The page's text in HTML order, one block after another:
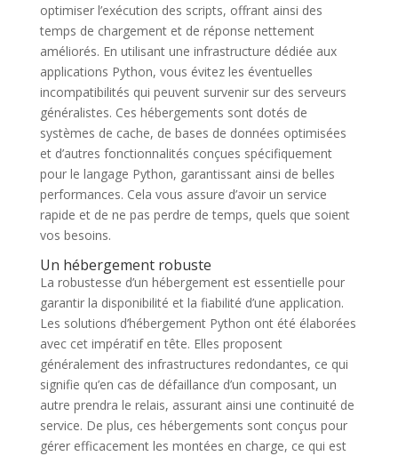
optimiser l’exécution des scripts, offrant ainsi des
temps de chargement et de réponse nettement
améliorés. En utilisant une infrastructure dédiée aux
applications Python, vous évitez les éventuelles
incompatibilités qui peuvent survenir sur des serveurs
généralistes. Ces hébergements sont dotés de
systèmes de cache, de bases de données optimisées
et d’autres fonctionnalités conçues spécifiquement
pour le langage Python, garantissant ainsi de belles
performances. Cela vous assure d’avoir un service
rapide et de ne pas perdre de temps, quels que soient
vos besoins.
Un hébergement robuste
La robustesse d’un hébergement est essentielle pour
garantir la disponibilité et la fiabilité d’une application.
Les solutions d’hébergement Python ont été élaborées
avec cet impératif en tête. Elles proposent
généralement des infrastructures redondantes, ce qui
signifie qu’en cas de défaillance d’un composant, un
autre prendra le relais, assurant ainsi une continuité de
service. De plus, ces hébergements sont conçus pour
gérer efficacement les montées en charge, ce qui est